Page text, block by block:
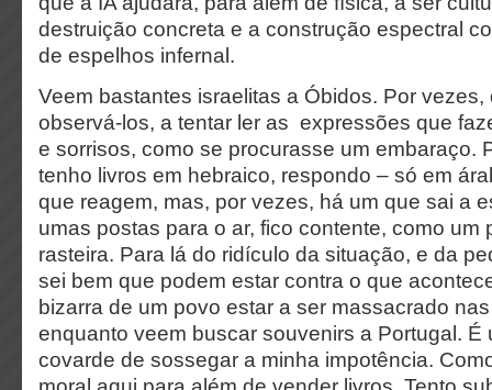
destruição concreta e a construção espectral
de espelhos infernal.
Veem bastantes israelitas a Óbidos. Por vezes,
observá-los, a tentar ler as expressões que
e sorrisos, como se procurasse um embaraço.
tenho livros em hebraico, respondo – só em
que reagem, mas, por vezes, há um que sai a
umas postas para o ar, fico contente, como um
rasteira. Para lá do ridículo da situação, e da
sei bem que podem estar contra o que
bizarra de um povo estar a ser massacrado
enquanto veem buscar souvenirs a Portugal. É
covarde de sossegar a minha impotência.